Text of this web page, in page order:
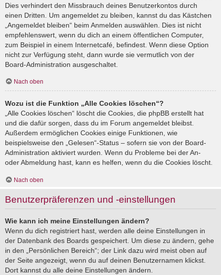
Dies verhindert den Missbrauch deines Benutzerkontos durch
einen Dritten. Um angemeldet zu bleiben, kannst du das Kästchen
„Angemeldet bleiben“ beim Anmelden auswählen. Dies ist nicht
empfehlenswert, wenn du dich an einem öffentlichen Computer,
zum Beispiel in einem Internetcafé, befindest. Wenn diese Option
nicht zur Verfügung steht, dann wurde sie vermutlich von der
Board-Administration ausgeschaltet.
Nach oben
Wozu ist die Funktion „Alle Cookies löschen“?
„Alle Cookies löschen“ löscht die Cookies, die phpBB erstellt hat
und die dafür sorgen, dass du im Forum angemeldet bleibst.
Außerdem ermöglichen Cookies einige Funktionen, wie
beispielsweise den „Gelesen“-Status – sofern sie von der Board-
Administration aktiviert wurden. Wenn du Probleme bei der An-
oder Abmeldung hast, kann es helfen, wenn du die Cookies löscht.
Nach oben
Benutzerpräferenzen und -einstellungen
Wie kann ich meine Einstellungen ändern?
Wenn du dich registriert hast, werden alle deine Einstellungen in
der Datenbank des Boards gespeichert. Um diese zu ändern, gehe
in den „Persönlichen Bereich“; der Link dazu wird meist oben auf
der Seite angezeigt, wenn du auf deinen Benutzernamen klickst.
Dort kannst du alle deine Einstellungen ändern.